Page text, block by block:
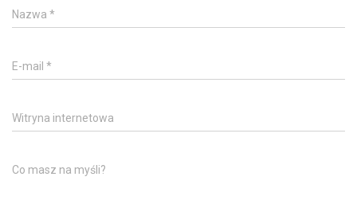
Nazwa *
E-mail *
Witryna internetowa
Co masz na myśli?